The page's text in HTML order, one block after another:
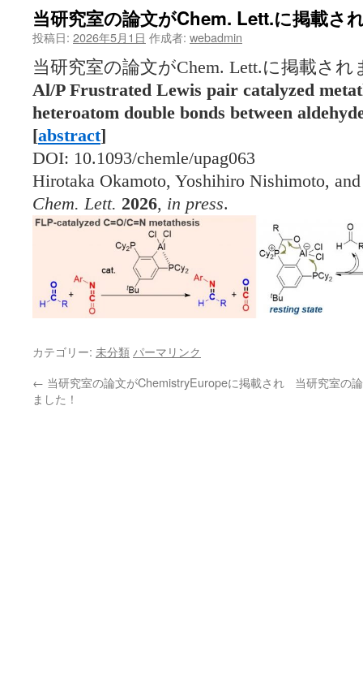
当研究室の論文がChem. Lett.に掲載さ
投稿日: 2026年5月1日 作成者: webadmin
当研究室の論文がChem. Lett.に掲載され
Al/P Frustrated Lewis pair catalyzed
heteroatom double bonds between
[abstract]
DOI: 10.1093/chemle/upag063
Hirotaka Okamoto, Yoshihiro Nishimoto,
Chem. Lett. 2026, in press.
カテゴリー: 未分類 パーマリンク
← 当研究室の論文がChemistryEuropeに掲載され
ました！
当研究室の